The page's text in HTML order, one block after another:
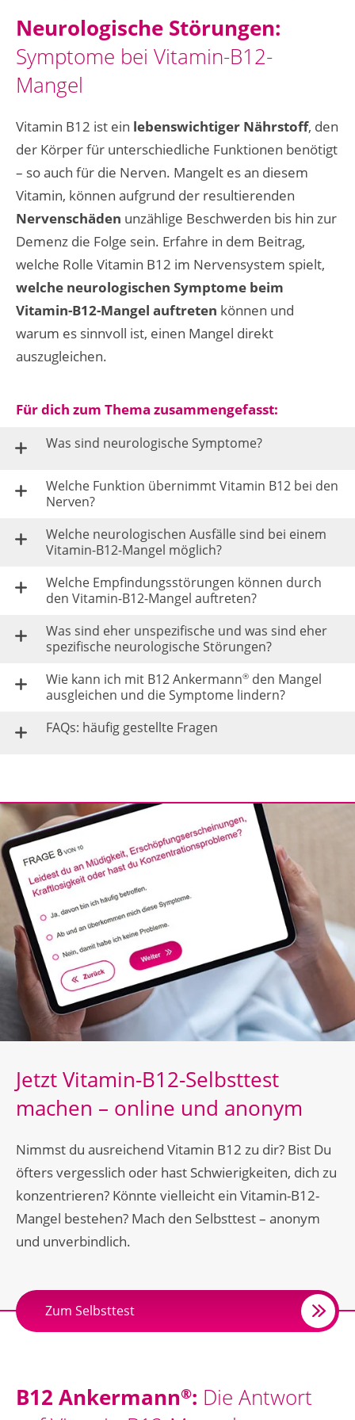
Neurologische Störungen:
Symptome bei Vitamin-B12-
Mangel
Vitamin B12 ist ein lebenswichtiger Nährstoff, den
der Körper für unterschiedliche Funktionen benötigt
– so auch für die Nerven. Mangelt es an diesem
Vitamin, können aufgrund der resultierenden
Nervenschäden unzählige Beschwerden bis hin zur
Demenz die Folge sein. Erfahre in dem Beitrag,
welche Rolle Vitamin B12 im Nervensystem spielt,
welche neurologischen Symptome beim
Vitamin-B12-Mangel auftreten können und
warum es sinnvoll ist, einen Mangel direkt
auszugleichen.
Für dich zum Thema zusammengefasst:
Was sind neurologische Symptome?
Welche Funktion übernimmt Vitamin B12 bei den
Nerven?
Welche neurologischen Ausfälle sind bei einem
Vitamin-B12-Mangel möglich?
Welche Empfindungsstörungen können durch
den Vitamin-B12-Mangel auftreten?
Was sind eher unspezifische und was sind eher
spezifische neurologische Störungen?
Wie kann ich mit B12 Ankermann® den Mangel
ausgleichen und die Symptome lindern?
FAQs: häufig gestellte Fragen
Jetzt Vitamin-B12-Selbsttest
machen – online und anonym
Nimmst du ausreichend Vitamin B12 zu dir? Bist Du
öfters vergesslich oder hast Schwierigkeiten, dich zu
konzentrieren? Könnte vielleicht ein Vitamin-B12-
Mangel bestehen? Mach den Selbsttest – anonym
und unverbindlich.
Zum Selbsttest
B12 Ankermann®: Die Antwort